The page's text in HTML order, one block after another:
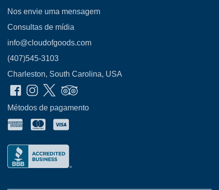
Nos envie uma mensagem
Consultas de mídia
info@cloudofgoods.com
(407)545-3103
Charleston, South Carolina, USA
Métodos de pagamento